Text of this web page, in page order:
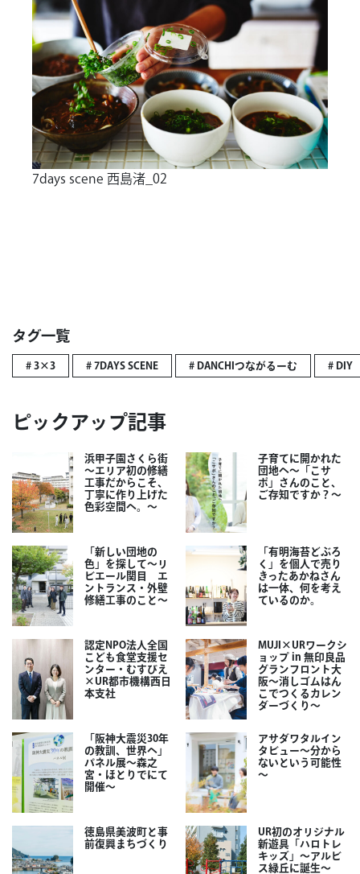
7days scene 西島渚_02
タグ一覧
# 3×3 # 7DAYS SCENE # DANCHIつながるーむ # DIY
ピックアップ記事
浜甲子園さくら街
～エリア初の修繕
工事だからこそ、
丁寧に作り上げた
色彩空間へ。～
子育てに開かれた
団地へ～「こサ
ポ」さんのこと、
ご存知ですか？～
「新しい団地の
色」を探して～リ
ビエール関目 エ
ントランス・外壁
修繕工事のこと～
「有明海苔どぶろ
く」を個人で売り
きったあかねさん
は一体、何を考え
ているのか。
認定NPO法人全国
こども食堂支援セ
ンター・むすびえ
×UR都市機構西日
本支社
MUJI×URワークシ
ョップ in 無印良品
グランフロント大
阪～消しゴムはん
こでつくるカレン
ダーづくり～
「阪神大震災30年
の教訓、世界へ」
パネル展～森之
宮・ほとりでにて
開催～
アサダワタルイン
タビュー～分から
ないという可能性
～
徳島県美波町と事
前復興まちづくり
UR初のオリジナル
新遊具「ハロトレ
キッズ」～アルビ
ス緑丘に誕生～